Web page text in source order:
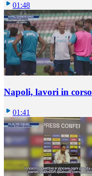
01:48
Napoli, lavori in corso
01:41